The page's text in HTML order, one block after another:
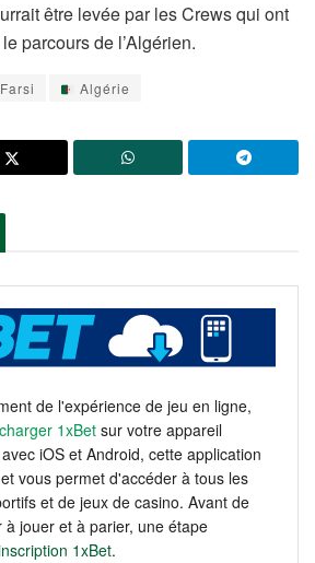
être levée par les Crews qui ont
parcours de l’Algérien.
Algérie
de l'expérience de jeu en ligne,
1xBet sur votre appareil
iOS et Android, cette application
vous permet d'accéder à tous les
et de jeux de casino. Avant de
jouer et à parier, une étape
1xBet.